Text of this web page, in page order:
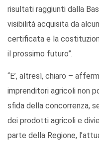
risultati raggiunti dalla
visibilità acquisita da
certificata e la
il prossimo futuro”.
“E’, altresì, chiaro –
imprenditori agricoli non
sfida della concorrenza,
dei prodotti agricoli e
parte della Regione,